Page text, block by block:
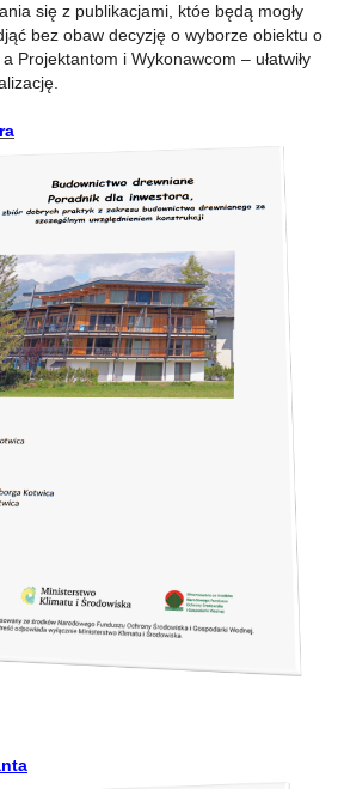
się z publikacjami, któe będą mogły
bez obaw decyzję o wyborze obiektu o
Projektantom i Wykonawcom – ułatwiły